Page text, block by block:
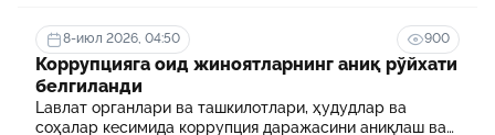
8-июл 2026, 04:50 900
Коррупцияга оид жиноятларнинг аниқ рўйхати
белгиланди
Lавлат органлари ва ташкилотлари, ҳудудлар ва
соҳалар кесимида коррупция даражасини аниқлаш ва